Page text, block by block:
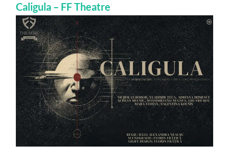
Caligula – FF Theatre